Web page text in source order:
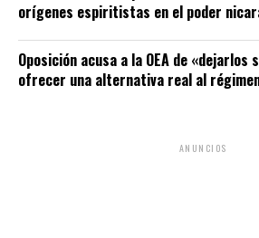
orígenes espiritistas en el poder
Oposición acusa a la OEA de
ofrecer una alternativa real al
ANUNCIOS